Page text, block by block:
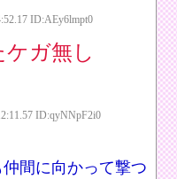
ID:AEy6lmpt0
ケガ無し
ID:qyNNpF2i0
間に向かって撃つ